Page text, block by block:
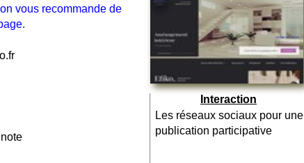
vous recommande de
Interaction
Les réseaux sociaux pour une
publication participative